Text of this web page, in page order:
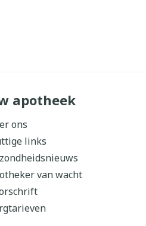
apotheek
ons
links
van wacht